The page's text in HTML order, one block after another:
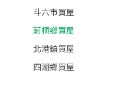
斗六市買屋
莿桐鄉買屋
北港鎮買屋
四湖鄉買屋